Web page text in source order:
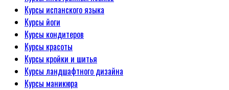
Курсы испанского языка
Курсы йоги
Курсы кондитеров
Курсы красоты
Курсы кройки и шитья
Курсы ландшафтного дизайна
Курсы маникюра